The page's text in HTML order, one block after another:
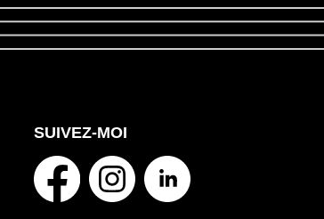
SUIVEZ-MOI
facebookinstagramlinkedin